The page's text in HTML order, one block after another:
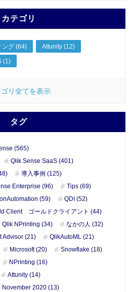
カテゴリ
ング (64) Attunity (12)
(1)
リ全てを表示
タグ
(565)
Qlik Sense SaaS (401)
導入事例 (125)
Enterprise (96)
Tips (69)
(59)
QDI (52)
Client ゴールドクライアント (44)
Qlik NPrinting (34)
なかの人 (32)
Advisor (21)
QlikAutoML (21)
Microsoft (20)
Snowflake (18)
NPrinting (16)
Attunity (14)
November 2020 (13)